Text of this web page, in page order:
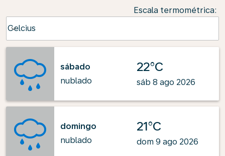
Escala termométrica:
Celcius
keyboard_arrow_down
sábado
nublado
22°C
sáb 8 ago 2026
domingo
nublado
21°C
dom 9 ago 2026